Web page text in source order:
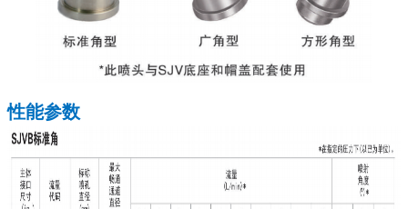
性能参数